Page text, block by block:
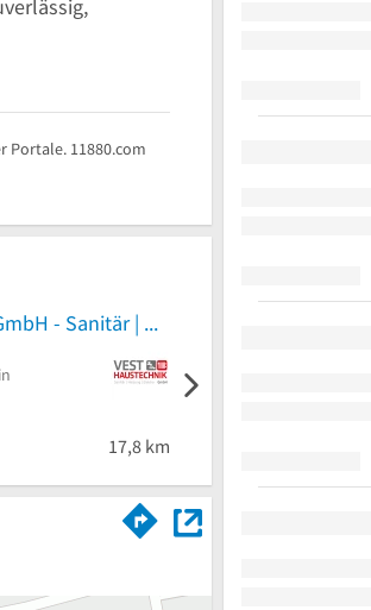
Portale. 11880.com
Vest Haustechnik GmbH - Sanitär | Heizung | Elektro
17,8 km
Erdwärmeanlagen,
Heizungsbau in Duisburg